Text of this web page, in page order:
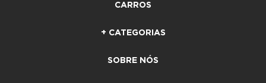
CARROS
+ CATEGORIAS
SOBRE NÓS